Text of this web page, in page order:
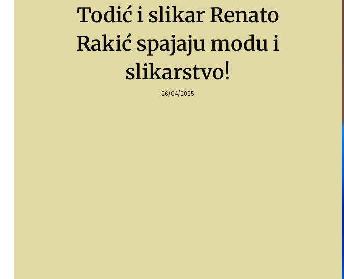
Todić i slikar Renato
Rakić spajaju modu i
slikarstvo!
26/04/2025